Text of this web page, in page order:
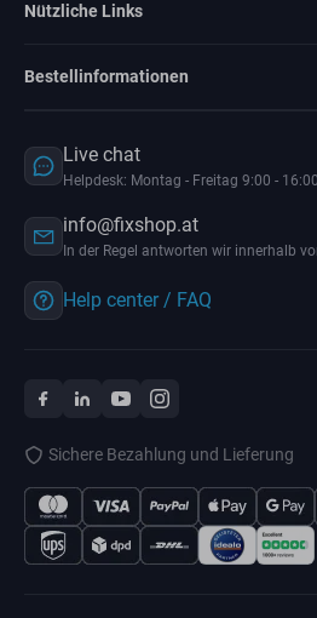
Nützliche Links
Bestellinformationen
Live chat
Helpdesk: Montag - Freitag 9:00 - 16:00
info@fixshop.at
In der Regel antworten wir innerhalb
Help center / FAQ
Sichere Bezahlung und Lieferung